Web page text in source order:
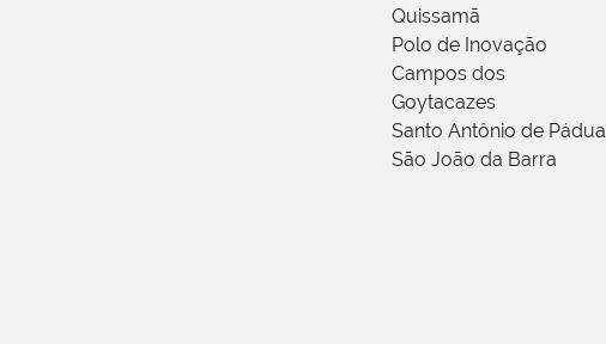
Quissamã
Polo de Inovação
Campos dos
Goytacazes
Santo Antônio de Pádua
São João da Barra